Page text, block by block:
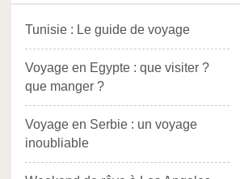
Tunisie : Le guide de voyage
Voyage en Egypte : que visiter ?
que manger ?
Voyage en Serbie : un voyage
inoubliable